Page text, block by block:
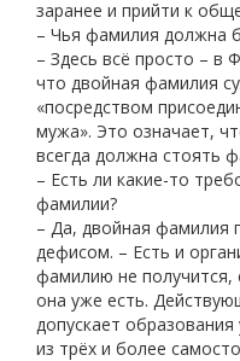
заранее и прийти к
– Чья фамилия должна
– Здесь всё просто – в
что двойная фамилия
«посредством
мужа». Это означает,
всегда должна стоять
– Есть ли какие-то
фамилии?
– Да, двойная фамилия
дефисом. – Есть и
фамилию не получится,
она уже есть.
допускает
из трёх и более